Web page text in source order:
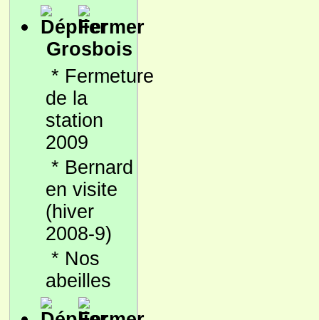
Grosbois
* Fermeture
de la
station
2009
* Bernard
en visite
(hiver
2008-9)
* Nos
abeilles